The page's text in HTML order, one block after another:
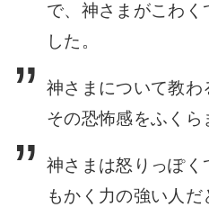
で、神さまがこわく
した。
神さまについて教わ
その恐怖感をふくら
神さまは怒りっぽく
もかく力の強い人だ